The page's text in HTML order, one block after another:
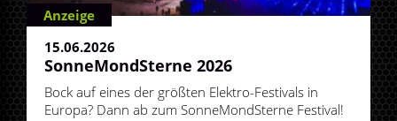
Anzeige
15.06.2026
SonneMondSterne 2026
Bock auf eines der größten Elektro-Festivals in
Europa? Dann ab zum SonneMondSterne Festival!